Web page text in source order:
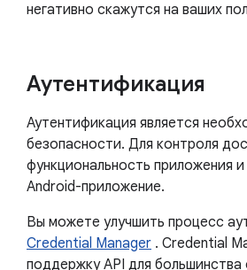
негативно скажутся на ваших
Аутентификация
Аутентификация является
безопасности. Для контроля
функциональность приложения
Android-приложение.
Вы можете улучшить процесс
Credential Manager . Credential
поддержку API для